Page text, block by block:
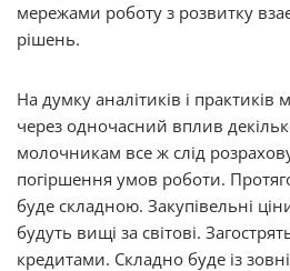
мережами роботу з розвитку
рішень.
На думку аналітиків і
через одночасний вплив
молочникам все ж слід
погіршення умов роботи.
буде складною. Закупівельні
будуть вищі за світові.
кредитами. Складно буде із